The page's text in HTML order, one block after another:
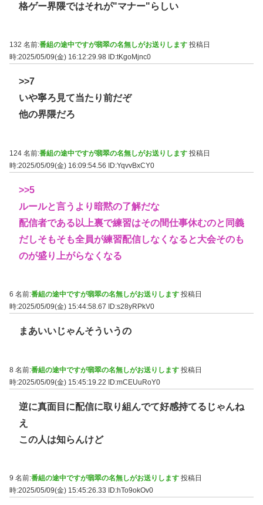
格ゲー界隈ではそれが"マナー"らしい
132 名前:番組の途中ですが翡翠の名無しがお送りします 投稿日
時:2025/05/09(金) 16:12:29.98 ID:tKgoMjnc0
>>7
いや寧ろ見て当たり前だぞ
他の界隈だろ
124 名前:番組の途中ですが翡翠の名無しがお送りします 投稿日
時:2025/05/09(金) 16:09:54.56 ID:YqvvBxCY0
>>5
ルールと言うより暗黙の了解だな
配信者である以上裏で練習はその間仕事休むのと同義
だしそもそも全員が練習配信しなくなると大会そのも
のが盛り上がらなくなる
6 名前:番組の途中ですが翡翠の名無しがお送りします 投稿日
時:2025/05/09(金) 15:44:58.67
ID:s28yRPkV0
まあいいじゃんそういうの
8 名前:番組の途中ですが翡翠の名無しがお送りします 投稿日
時:2025/05/09(金) 15:45:19.22 ID:mCEUuRoY0
逆に真面目に配信に取り組んでて好感持てるじゃんね
え
この人は知らんけど
9 名前:番組の途中ですが翡翠の名無しがお送りします 投稿日
時:2025/05/09(金) 15:45:26.33
ID:hTo9okOv0